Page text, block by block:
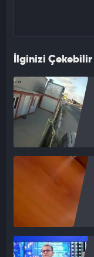
İlginizi Çekebilir